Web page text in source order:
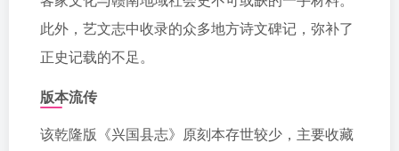
此外，艺文志中收录的众多地方诗文碑记，弥补了
正史记载的不足。
版本流传
该乾隆版《兴国县志》原刻本存世较少，主要收藏